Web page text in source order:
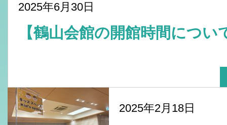
2025年6月30日
【鶴山会館の開館時間につ
2025年2月18日